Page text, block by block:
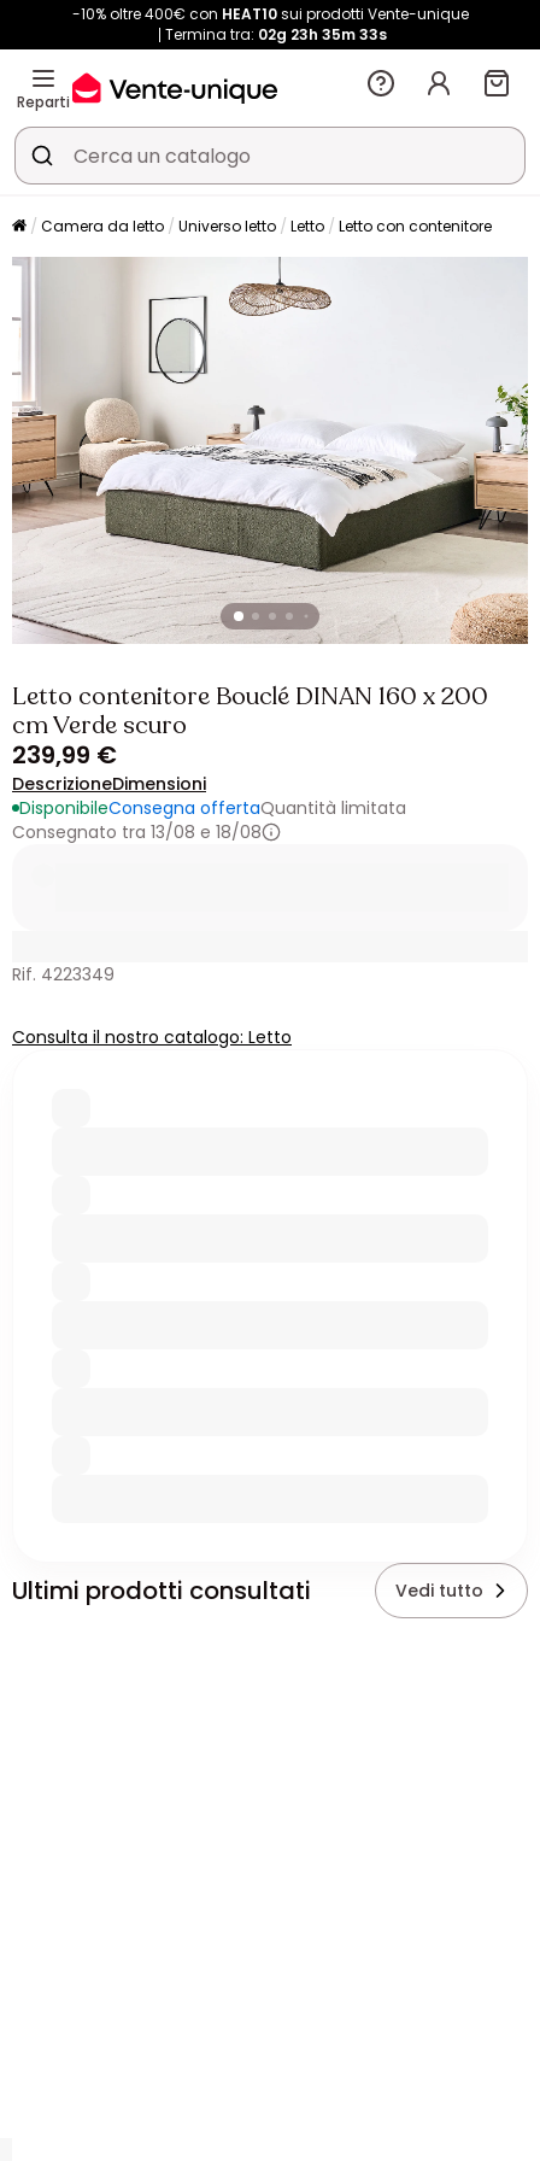
-10% oltre 400€ con HEAT10sui prodotti Vente-unique
Termina tra: 02g 23h 35m32s
Reparti
Camera da letto Universo letto Letto Letto con contenitore
Letto contenitore Bouclé DINAN 160 x 200
cm Verde scuro
239,99 €
DescrizioneDimensioni
DisponibileConsegna offertaQuantità limitata
Consegnato tra 13/08 e 18/08
Rif. 4223349
Consulta il nostro catalogo: Letto
Ultimi prodotti consultati Vedi tutto